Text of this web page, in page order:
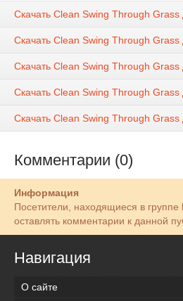
Скачать Clean Swing Through
Скачать Clean Swing Through
Скачать Clean Swing Through
Скачать Clean Swing Through
Скачать Clean Swing Through
Комментарии (0)
Информация
Посетители, находящиеся в группе
оставлять комментарии к данной
Навигация
О сайте